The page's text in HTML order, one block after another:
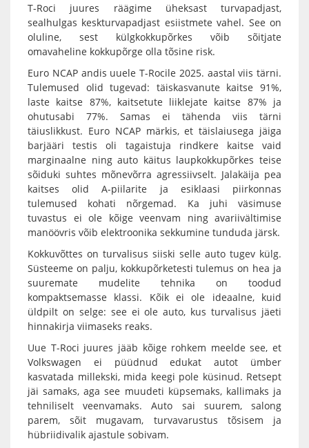
T-Roci juures räägime üheksast turvapadjast,
sealhulgas keskturvapadjast esiistmete vahel. See on
oluline, sest külgkokkupõrkes võib sõitjate
omavaheline kokkupõrge olla tõsine risk.
Euro NCAP andis uuele T-Rocile 2025. aastal viis tärni.
Tulemused olid tugevad: täiskasvanute kaitse 91%,
laste kaitse 87%, kaitsetute liiklejate kaitse 87% ja
ohutusabi 77%. Samas ei tähenda viis tärni
täiuslikkust. Euro NCAP märkis, et täislaiusega jäiga
barjääri testis oli tagaistuja rindkere kaitse vaid
marginaalne ning auto käitus laupkokkupõrkes teise
sõiduki suhtes mõnevõrra agressiivselt. Jalakäija pea
kaitses olid A-piilarite ja esiklaasi piirkonnas
tulemused kohati nõrgemad. Ka juhi väsimuse
tuvastus ei ole kõige veenvam ning avariivältimise
manöövris võib elektroonika sekkumine tunduda järsk.
Kokkuvõttes on turvalisus siiski selle auto tugev külg.
Süsteeme on palju, kokkupõrketesti tulemus on hea ja
suuremate mudelite tehnika on toodud
kompaktsemasse klassi. Kõik ei ole ideaalne, kuid
üldpilt on selge: see ei ole auto, kus turvalisus jäeti
hinnakirja viimaseks reaks.
Uue T-Roci juures jääb kõige rohkem meelde see, et
Volkswagen ei püüdnud edukat autot ümber
kasvatada millekski, mida keegi pole küsinud. Retsept
jäi samaks, aga see muudeti küpsemaks, kallimaks ja
tehniliselt veenvamaks. Auto sai suurem, salong
parem, sõit mugavam, turvavarustus tõsisem ja
hübriidivalik ajastule sobivam.